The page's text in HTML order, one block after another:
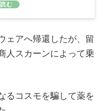
ェアへ帰還したが、留
人スカーンによって乗
るコスモを騙して薬を